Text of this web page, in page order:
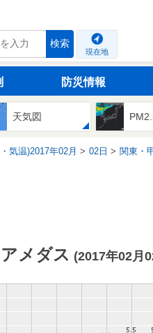
検索
現在地
防災情報
天気図
気温)2017年02月 02日 関東・
メダス (2017年02月